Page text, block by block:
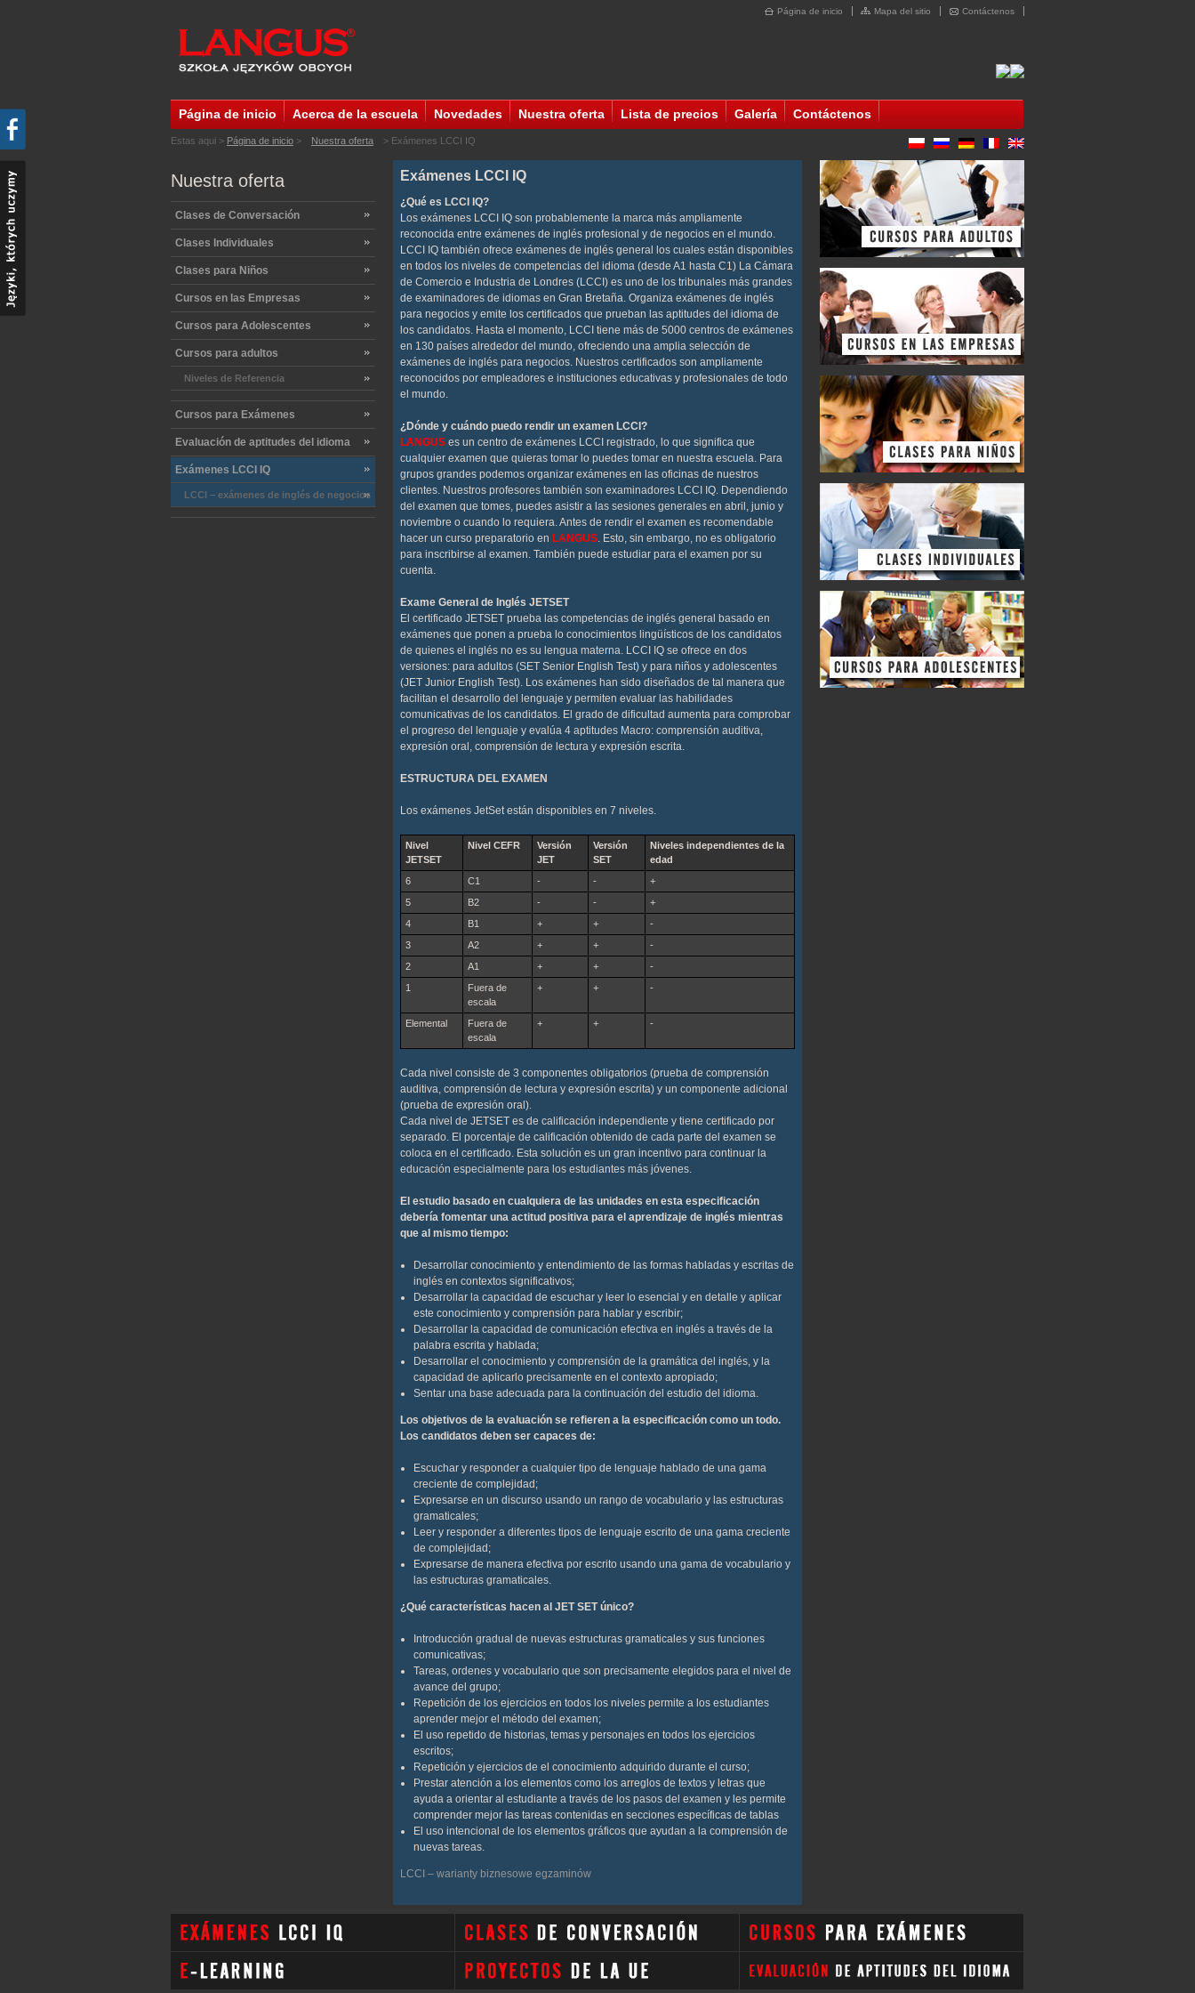
Página de inicio Mapa del sitio Contáctenos
Página de inicio Acerca de la escuela Novedades Nuestra oferta Lista de precios Galería Contáctenos
Estas aqui > Página de inicio > Nuestra oferta > Exámenes LCCI IQ
Nuestra oferta
Clases de Conversación
Clases Individuales
Clases para Niños
Cursos en las Empresas
Cursos para Adolescentes
Cursos para adultos
Niveles de Referencia
Cursos para Exámenes
Evaluación de aptitudes del idioma
Exámenes LCCI IQ
LCCI – exámenes de inglés de negocios
Exámenes LCCI IQ
¿Qué es LCCI IQ?
Los exámenes LCCI IQ son probablemente la marca más ampliamente
reconocida entre exámenes de inglés profesional y de negocios en el mundo.
LCCI IQ también ofrece exámenes de inglés general los cuales están disponibles
en todos los niveles de competencias del idioma (desde A1 hasta C1) La Cámara
de Comercio e Industria de Londres (LCCI) es uno de los tribunales más grandes
de examinadores de idiomas en Gran Bretaña. Organiza exámenes de inglés
para negocios y emite los certificados que prueban las aptitudes del idioma de
los candidatos. Hasta el momento, LCCI tiene más de 5000 centros de exámenes
en 130 países alrededor del mundo, ofreciendo una amplia selección de
exámenes de inglés para negocios. Nuestros certificados son ampliamente
reconocidos por empleadores e instituciones educativas y profesionales de todo
el mundo.
¿Dónde y cuándo puedo rendir un examen LCCI?
LANGUS es un centro de exámenes LCCI registrado, lo que significa que
cualquier examen que quieras tomar lo puedes tomar en nuestra escuela. Para
grupos grandes podemos organizar exámenes en las oficinas de nuestros
clientes. Nuestros profesores también son examinadores LCCI IQ. Dependiendo
del examen que tomes, puedes asistir a las sesiones generales en abril, junio y
noviembre o cuando lo requiera. Antes de rendir el examen es recomendable
hacer un curso preparatorio en LANGUS. Esto, sin embargo, no es obligatorio
para inscribirse al examen. También puede estudiar para el examen por su
cuenta.
Exame General de Inglés JETSET
El certificado JETSET prueba las competencias de inglés general basado en
exámenes que ponen a prueba lo conocimientos lingüísticos de los candidatos
de quienes el inglés no es su lengua materna. LCCI IQ se ofrece en dos
versiones: para adultos (SET Senior English Test) y para niños y adolescentes
(JET Junior English Test). Los exámenes han sido diseñados de tal manera que
facilitan el desarrollo del lenguaje y permiten evaluar las habilidades
comunicativas de los candidatos. El grado de dificultad aumenta para comprobar
el progreso del lenguaje y evalúa 4 aptitudes Macro: comprensión auditiva,
expresión oral, comprensión de lectura y expresión escrita.
ESTRUCTURA DEL EXAMEN
Los exámenes JetSet están disponibles en 7 niveles.
Nivel
JETSET
Nivel CEFR
Versión
JET
Versión
SET
Niveles independientes de la
edad
6
C1 - -
+
5
B2 - -
+
4
B1 + +
-
3
A2 + +
-
2
A1 + +
-
1
Fuera de
escala
+ + -
Elemental
Fuera de
escala
+ + -
Cada nivel consiste de 3 componentes obligatorios (prueba de comprensión
auditiva, comprensión de lectura y expresión escrita) y un componente adicional
(prueba de expresión oral).
Cada nivel de JETSET es de calificación independiente y tiene certificado por
separado. El porcentaje de calificación obtenido de cada parte del examen se
coloca en el certificado. Esta solución es un gran incentivo para continuar la
educación especialmente para los estudiantes más jóvenes.
El estudio basado en cualquiera de las unidades en esta especificación
debería fomentar una actitud positiva para el aprendizaje de inglés mientras
que al mismo tiempo:
Desarrollar conocimiento y entendimiento de las formas habladas y escritas de
inglés en contextos significativos;
Desarrollar la capacidad de escuchar y leer lo esencial y en detalle y aplicar
este conocimiento y comprensión para hablar y escribir;
Desarrollar la capacidad de comunicación efectiva en inglés a través de la
palabra escrita y hablada;
Desarrollar el conocimiento y comprensión de la gramática del inglés, y la
capacidad de aplicarlo precisamente en el contexto apropiado;
Sentar una base adecuada para la continuación del estudio del idioma.
Los objetivos de la evaluación se refieren a la especificación como un todo.
Los candidatos deben ser capaces de:
Escuchar y responder a cualquier tipo de lenguaje hablado de una gama
creciente de complejidad;
Expresarse en un discurso usando un rango de vocabulario y las estructuras
gramaticales;
Leer y responder a diferentes tipos de lenguaje escrito de una gama creciente
de complejidad;
Expresarse de manera efectiva por escrito usando una gama de vocabulario y
las estructuras gramaticales.
¿Qué características hacen al JET SET único?
Introducción gradual de nuevas estructuras gramaticales y sus funciones
comunicativas;
Tareas, ordenes y vocabulario que son precisamente elegidos para el nivel de
avance del grupo;
Repetición de los ejercicios en todos los niveles permite a los estudiantes
aprender mejor el método del examen;
El uso repetido de historias, temas y personajes en todos los ejercicios
escritos;
Repetición y ejercicios de el conocimiento adquirido durante el curso;
Prestar atención a los elementos como los arreglos de textos y letras que
ayuda a orientar al estudiante a través de los pasos del examen y les permite
comprender mejor las tareas contenidas en secciones específicas de tablas
El uso intencional de los elementos gráficos que ayudan a la comprensión de
nuevas tareas.
LCCI – warianty biznesowe egzaminów